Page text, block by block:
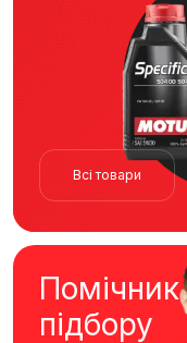
Всі товари
Помічник
підбору